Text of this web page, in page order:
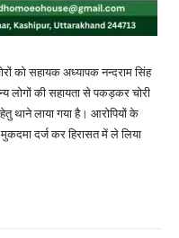
को सहायक अध्यापक नन्दराम सिंह
लोगों की सहायता से पकड़कर चोरी
थाने लाया गया है। आरोपियों के
दर्ज कर हिरासत में ले लिया